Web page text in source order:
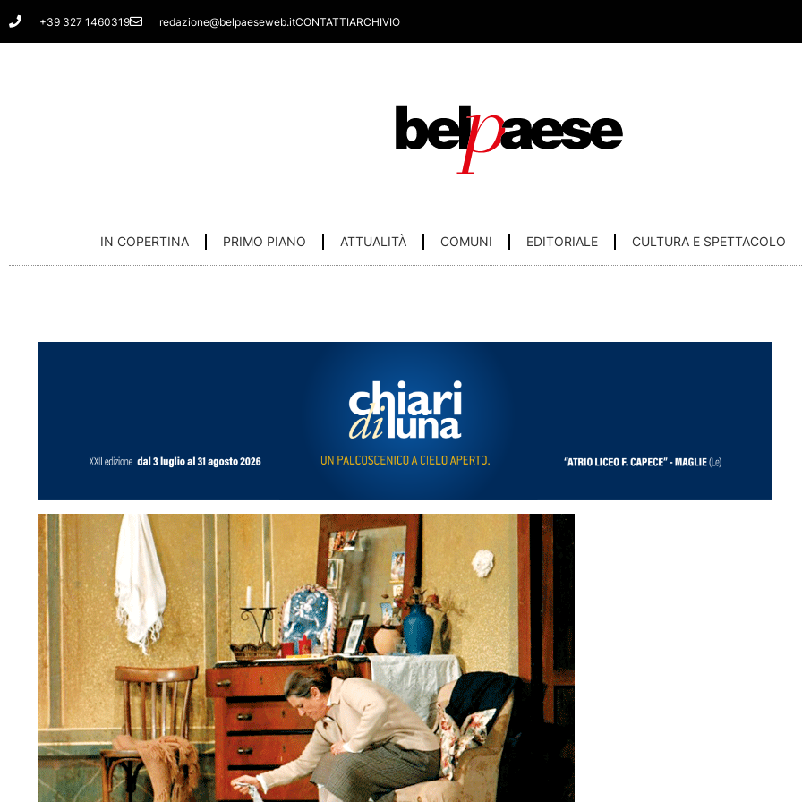
Vai
al
+39 327 1460319 redazione@belpaeseweb.itCONTATTIARCHIVIO
IN COPERTINA PRIMO PIANO ATTUALITÀ COMUNI EDITORIALE CULTURA E SPETTACOLO